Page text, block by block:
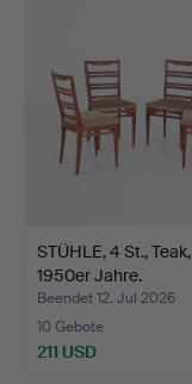
STÜHLE, 4 St., Teak,
1950er Jahre.
Beendet 12. Jul 2026
10 Gebote
211 USD